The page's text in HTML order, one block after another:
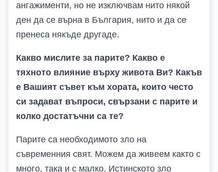
ангажименти, но не изключвам нито някой
ден да се върна в България, нито и да се
пренеса някъде другаде.
Какво мислите за парите? Какво е
тяхното влияние върху живота Ви? Какъв
е Вашият съвет към хората, които често
си задават въпроси, свързани с парите и
колко достатъчни са те?
Парите са необходимото зло на
съвременния свят. Можем да живеем както с
много, така и с малко. Истинското зло